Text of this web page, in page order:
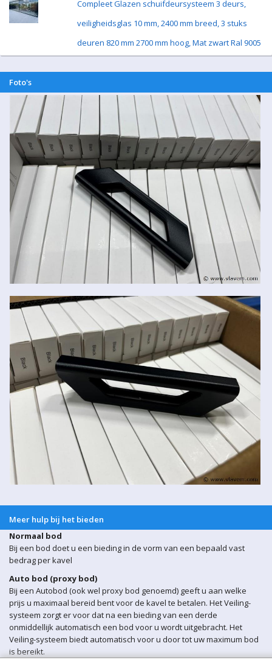
Compleet Glazen schuifdeursysteem 3 deurs,
veiligheidsglas 10 mm, 2400 mm breed, 3 stuks
deuren 820 mm 2700 mm hoog, Mat zwart Ral 9005
Foto's
Meer hulp bij het bieden
Normaal bod
Bij een bod doet u een bieding in de vorm van een bepaald vast
bedrag per kavel
Auto bod (proxy bod)
Bij een Autobod (ook wel proxy bod genoemd) geeft u aan welke
prijs u maximaal bereid bent voor de kavel te betalen. Het Veiling-
systeem zorgt er voor dat na een bieding van een derde
onmiddellijk automatisch een bod voor u wordt uitgebracht. Het
Veiling-systeem biedt automatisch voor u door tot uw maximum bod
is bereikt.